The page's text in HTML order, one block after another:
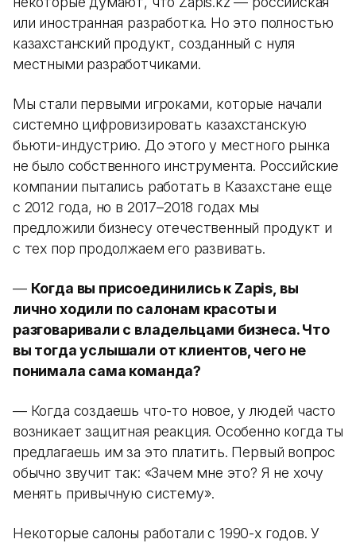
или иностранная разработка. Но это полностью
казахстанский продукт, созданный с нуля
местными разработчиками.
Мы стали первыми игроками, которые начали
системно цифровизировать казахстанскую
бьюти-индустрию. До этого у местного рынка
не было собственного инструмента. Российские
компании пытались работать в Казахстане еще
с 2012 года, но в 2017–2018 годах мы
предложили бизнесу отечественный продукт и
с тех пор продолжаем его развивать.
— Когда вы присоединились к Zapis, вы
лично ходили по салонам красоты и
разговаривали с владельцами бизнеса. Что
вы тогда услышали от клиентов, чего не
понимала сама команда?
— Когда создаешь что-то новое, у людей часто
возникает защитная реакция. Особенно когда ты
предлагаешь им за это платить. Первый вопрос
обычно звучит так: «Зачем мне это? Я не хочу
менять привычную систему».
Некоторые салоны работали с 1990-х годов. У